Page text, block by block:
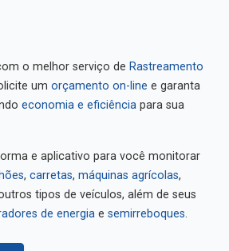
o melhor serviço de Rastreamento
um orçamento on-line e garanta
economia e eficiência para sua
e aplicativo para você monitorar
, carretas, máquinas agrícolas,
tipos de veículos, além de seus
de energia e semirreboques.